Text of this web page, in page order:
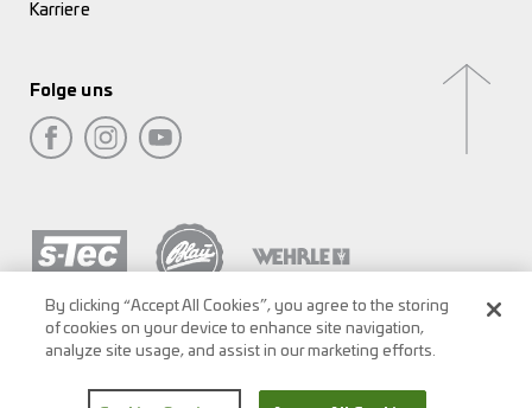
Karriere
Folge uns
By clicking “Accept All Cookies”, you agree to the storing
of cookies on your device to enhance site navigation,
analyze site usage, and assist in our marketing efforts.